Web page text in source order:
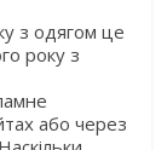
з одягом це
року з
або через